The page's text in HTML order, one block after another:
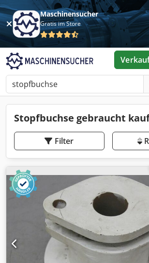
Maschinensucher
Gratis im Store
Stopfbuchse gebraucht
Filter